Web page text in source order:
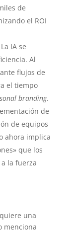
de
el ROI
La IA se
Al
flujos de
el tiempo
branding.
de
de equipos
ahora implica
que los
la fuerza
una
menciona